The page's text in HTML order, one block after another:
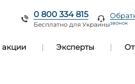
0 800 334 815
Бесплатно для Украинызвонок
акции Эксперты